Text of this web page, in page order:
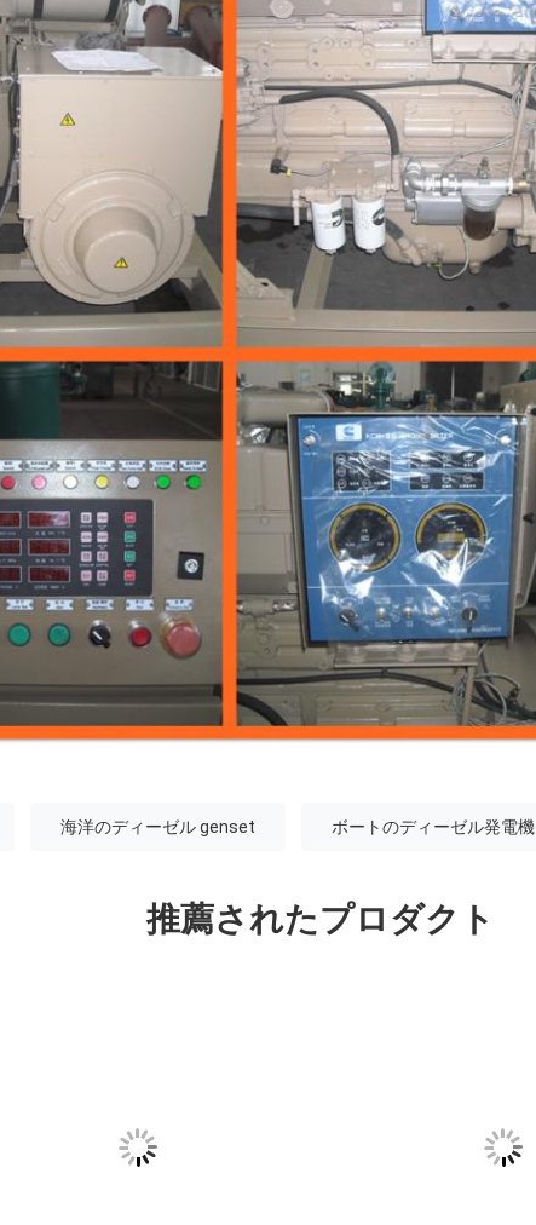
海洋のディーゼル genset ボートのディーゼル発電機
推薦されたプロダクト